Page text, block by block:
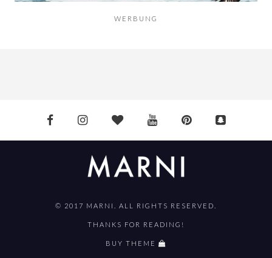
WERBUNG
© 2017 MARNI. ALL RIGHTS RESERVED.
THANKS FOR READING!
BUY THEME